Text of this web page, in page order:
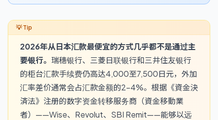
2026年从日本汇款最便宜的方式几乎都不是通过主
要银行。 瑞穗银行、三菱日联银行和三井住友银行
的柜台汇款手续费仍高达4,000至7,500日元，外加
汇率差价通常会占汇款金额的2-4%。根据《資金決
済法》注册的数字资金转移服务商（資金移動業
者）——Wise、Revolut、SBI Remit——能够以远